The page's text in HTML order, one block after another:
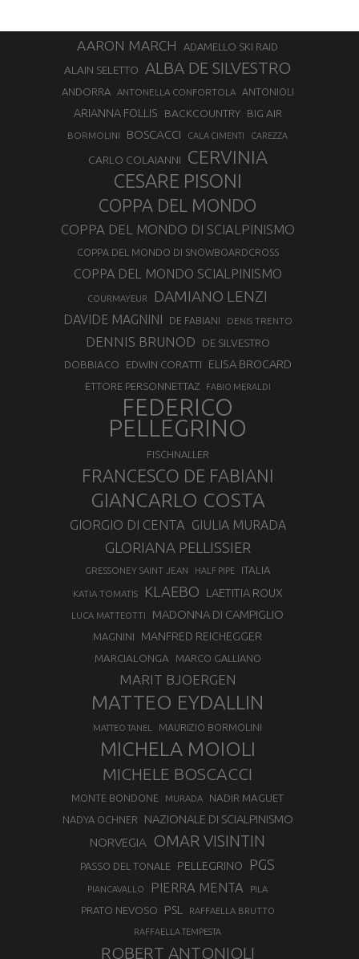
AARON MARCH ADAMELLO SKI RAID
ALAIN SELETTO ALBA DE SILVESTRO
ANDORRA ANTONELLA CONFORTOLA ANTONIOLI
ARIANNA FOLLIS BACKCOUNTRY BIG AIR
BORMOLINI BOSCACCI CALA CIMENTI CAREZZA
CARLO COLAIANNI CERVINIA
CESARE PISONI
COPPA DEL MONDO
COPPA DEL MONDO DI SCIALPINISMO
COPPA DEL MONDO DI SNOWBOARDCROSS
COPPA DEL MONDO SCIALPINISMO
COURMAYEUR DAMIANO LENZI
DAVIDE MAGNINI DE FABIANI DENIS TRENTO
DENNIS BRUNOD DE SILVESTRO
DOBBIACO EDWIN CORATTI ELISA BROCARD
ETTORE PERSONNETTAZ FABIO MERALDI
FEDERICO
PELLEGRINO
FISCHNALLER
FRANCESCO DE FABIANI
GIANCARLO COSTA
GIORGIO DI CENTA GIULIA MURADA
GLORIANA PELLISSIER
GRESSONEY SAINT JEAN HALF PIPE ITALIA
KATIA TOMATIS KLAEBO LAETITIA ROUX
LUCA MATTEOTTI MADONNA DI CAMPIGLIO
MAGNINI MANFRED REICHEGGER
MARCIALONGA MARCO GALLIANO
MARIT BJOERGEN
MATTEO EYDALLIN
MATTEO TANEL MAURIZIO BORMOLINI
MICHELA MOIOLI
MICHELE BOSCACCI
MONTE BONDONE MURADA NADIR MAGUET
NADYA OCHNER
NAZIONALE DI SCIALPINISMO
NORVEGIA
OMAR VISINTIN
PASSO DEL TONALE PELLEGRINO PGS
PIANCAVALLO PIERRA MENTA PILA
PRATO NEVOSO PSL RAFFAELLA BRUTTO
RAFFAELLA TEMPESTA
ROBERT ANTONIOLI